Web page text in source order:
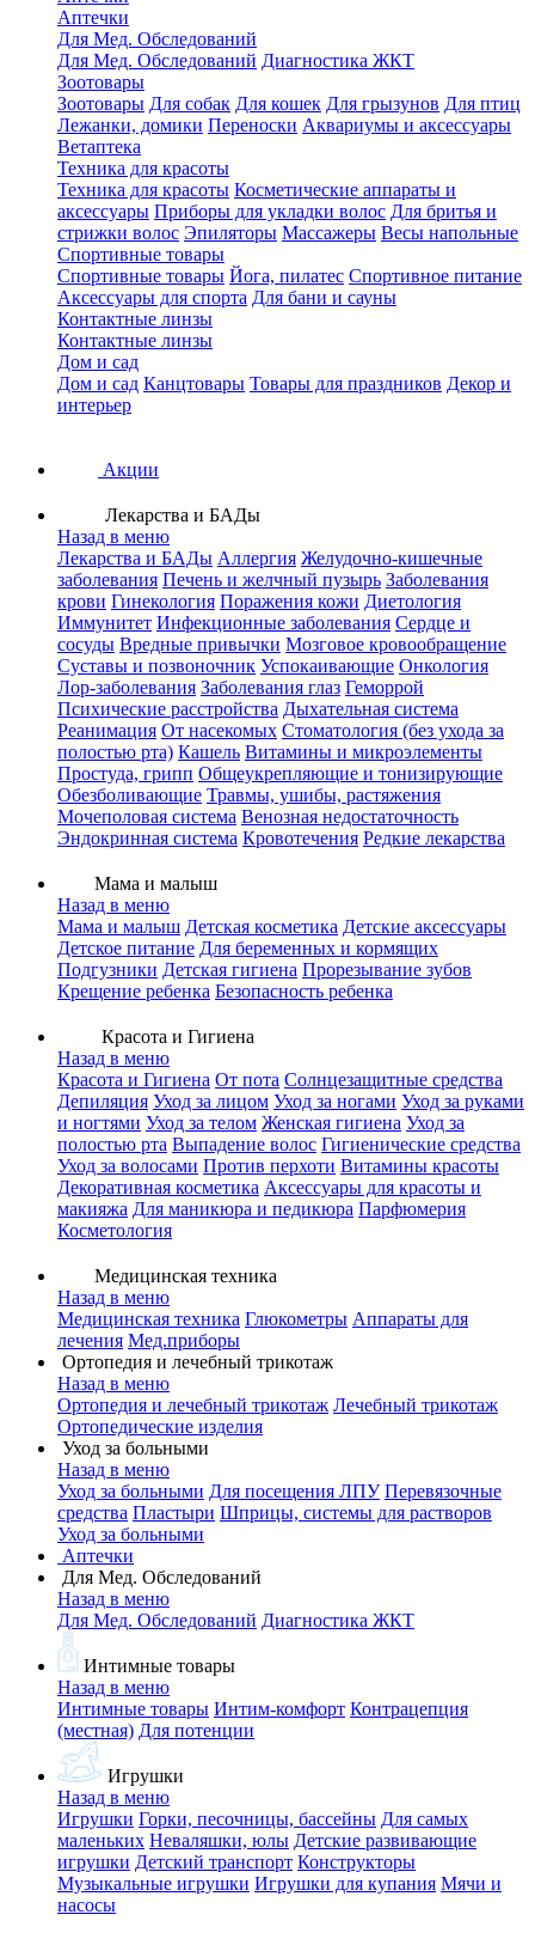
Аптечки
Для Мед. Обследований
Для Мед. Обследований Диагностика ЖКТ
Зоотовары
Зоотовары Для собак Для кошек Для грызунов Для птиц
Лежанки, домики Переноски Аквариумы и аксессуары
Ветаптека
Техника для красоты
Техника для красоты Косметические аппараты и
аксессуары Приборы для укладки волос Для бритья и
стрижки волос Эпиляторы Массажеры Весы напольные
Спортивные товары
Спортивные товары Йога, пилатес Спортивное питание
Аксессуары для спорта Для бани и сауны
Контактные линзы
Контактные линзы
Дом и сад
Дом и сад Канцтовары Товары для праздников Декор и
интерьер
Акции
Лекарства и БАДы
Назад в меню
Лекарства и БАДы Аллергия Желудочно-кишечные
заболевания Печень и желчный пузырь Заболевания
крови Гинекология Поражения кожи Диетология
Иммунитет Инфекционные заболевания Сердце и
сосуды Вредные привычки Мозговое кровообращение
Суставы и позвоночник Успокаивающие Онкология
Лор-заболевания Заболевания глаз Геморрой
Психические расстройства Дыхательная система
Реанимация От насекомых Стоматология (без ухода за
полостью рта) Кашель Витамины и микроэлементы
Простуда, грипп Общеукрепляющие и тонизирующие
Обезболивающие Травмы, ушибы, растяжения
Мочеполовая система Венозная недостаточность
Эндокринная система Кровотечения Редкие лекарства
Мама и малыш
Назад в меню
Мама и малыш Детская косметика Детские аксессуары
Детское питание Для беременных и кормящих
Подгузники Детская гигиена Прорезывание зубов
Крещение ребенка Безопасность ребенка
Красота и Гигиена
Назад в меню
Красота и Гигиена От пота Солнцезащитные средства
Депиляция Уход за лицом Уход за ногами Уход за руками
и ногтями Уход за телом Женская гигиена Уход за
полостью рта Выпадение волос Гигиенические средства
Уход за волосами Против перхоти Витамины красоты
Декоративная косметика Аксессуары для красоты и
макияжа Для маникюра и педикюра Парфюмерия
Косметология
Медицинская техника
Назад в меню
Медицинская техника Глюкометры Аппараты для
лечения Мед.приборы
Ортопедия и лечебный трикотаж
Назад в меню
Ортопедия и лечебный трикотаж Лечебный трикотаж
Ортопедические изделия
Уход за больными
Назад в меню
Уход за больными Для посещения ЛПУ Перевязочные
средства Пластыри Шприцы, системы для растворов
Уход за больными
Аптечки
Для Мед. Обследований
Назад в меню
Для Мед. Обследований Диагностика ЖКТ
Интимные товары
Назад в меню
Интимные товары Интим-комфорт Контрацепция
(местная) Для потенции
Игрушки
Назад в меню
Игрушки Горки, песочницы, бассейны Для самых
маленьких Неваляшки, юлы Детские развивающие
игрушки Детский транспорт Конструкторы
Музыкальные игрушки Игрушки для купания Мячи и
насосы